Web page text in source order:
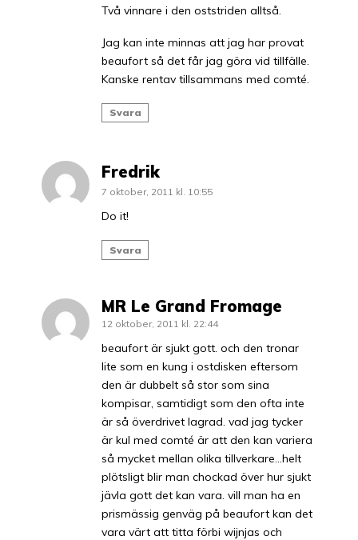
Två vinnare i den oststriden alltså.
Jag kan inte minnas att jag har provat
beaufort så det får jag göra vid tillfälle.
Kanske rentav tillsammans med comté.
Svara
Fredrik
7 oktober, 2011 kl. 10:55
Do it!
Svara
MR Le Grand Fromage
12 oktober, 2011 kl. 22:44
beaufort är sjukt gott. och den tronar
lite som en kung i ostdisken eftersom
den är dubbelt så stor som sina
kompisar, samtidigt som den ofta inte
är så överdrivet lagrad. vad jag tycker
är kul med comté är att den kan variera
så mycket mellan olika tillverkare…helt
plötsligt blir man chockad över hur sjukt
jävla gott det kan vara. vill man ha en
prismässig genväg på beaufort kan det
vara värt att titta förbi wijnjas och